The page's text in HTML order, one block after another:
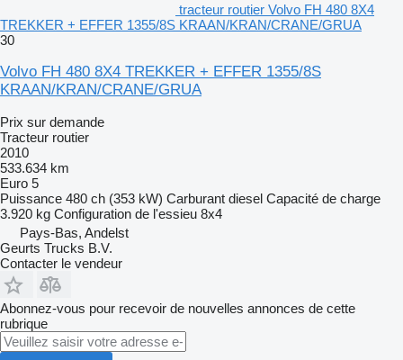
tracteur routier Volvo FH 480 8X4
TREKKER + EFFER 1355/8S KRAAN/KRAN/CRANE/GRUA
30
Volvo FH 480 8X4 TREKKER + EFFER 1355/8S
KRAAN/KRAN/CRANE/GRUA
Prix sur demande
Tracteur routier
2010
533.634 km
Euro 5
Puissance 480 ch (353 kW) Carburant diesel Capacité de charge
3.920 kg Configuration de l'essieu 8x4
Pays-Bas, Andelst
Geurts Trucks B.V.
Contacter le vendeur
Abonnez-vous pour recevoir de nouvelles annonces de cette
rubrique